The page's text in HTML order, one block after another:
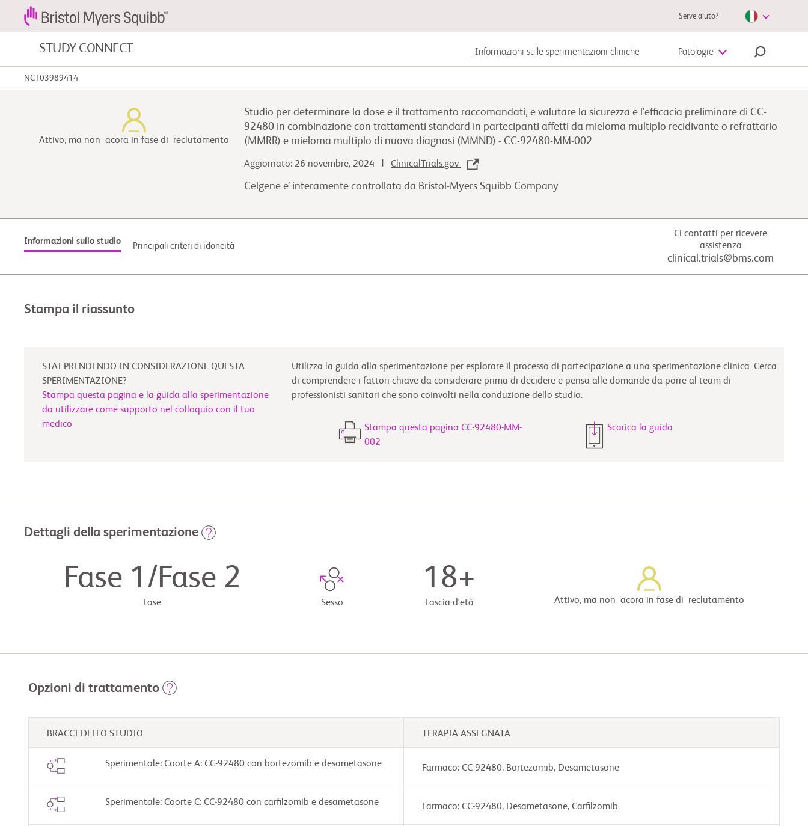
Serve aiuto?
STUDY CONNECT Informazioni sulle sperimentazioni cliniche Patologie
sangue
Malattie cardiovascolari
Carcinoma polmonare
Carcinoma urogenitale
Melanoma
NCT03989414
Attivo, ma non acora in fase di reclutamento
Studio per determinare la dose e il trattamento raccomandati, e valutare la sicurezza e l’efficacia preliminare di CC-
92480 in combinazione con trattamenti standard in partecipanti affetti da mieloma multiplo recidivante o refrattario
(MMRR) e mieloma multiplo di nuova diagnosi (MMND) - CC-92480-MM-002
Aggiornato: 26 novembre, 2024 | ClinicalTrials.gov
Celgene e’ interamente controllata da Bristol-Myers Squibb Company
Informazioni sullo studio
Principali criteri di idoneità
Ci contatti per ricevere
assistenza
clinical.trials@bms.com
Stampa il riassunto
STAI PRENDENDO IN CONSIDERAZIONE QUESTA
SPERIMENTAZIONE?
Stampa questa pagina e la guida alla sperimentazione
da utilizzare come supporto nel colloquio con il tuo
medico
Utilizza la guida alla sperimentazione per esplorare il processo di partecipazione a una sperimentazione clinica. Cerca
di comprendere i fattori chiave da considerare prima di decidere e pensa alle domande da porre al team di
professionisti sanitari che sono coinvolti nella conduzione dello studio.
Stampa questa pagina CC-92480-MM-
002
Scarica la guida
Dettagli della sperimentazione
Fase 1/Fase 2
Fase Sesso
18+
Fascia d'età Attivo, ma non acora in fase di reclutamento
Opzioni di trattamento
BRACCI DELLO STUDIO TERAPIA ASSEGNATA
Sperimentale: Coorte A: CC-92480 con bortezomib e desametasone Farmaco: CC-92480, Bortezomib, Desametasone
Sperimentale: Coorte C: CC-92480 con carfilzomib e desametasone Farmaco: CC-92480, Desametasone, Carfilzomib